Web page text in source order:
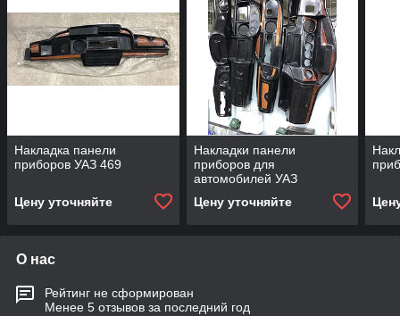
Накладка панели
приборов УАЗ 469
Цену уточняйте
Накладки панели
приборов для
автомобилей УАЗ
Цену уточняйте
О нас
Рейтинг не сформирован
Менее 5 отзывов за последний год